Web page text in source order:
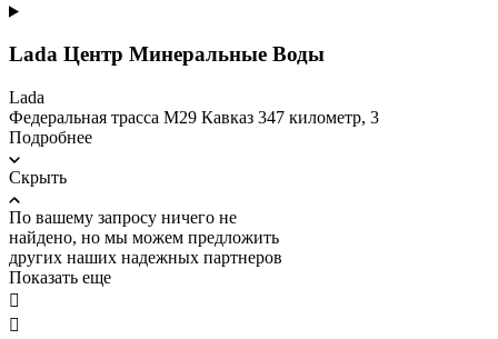
Lada Центр Минеральные Воды
Lada
Федеральная трасса М29 Кавказ 347 километр, 3
Подробнее
Скрыть
По вашему запросу ничего не
найдено, но мы можем предложить
других наших надежных партнеров
Показать еще

